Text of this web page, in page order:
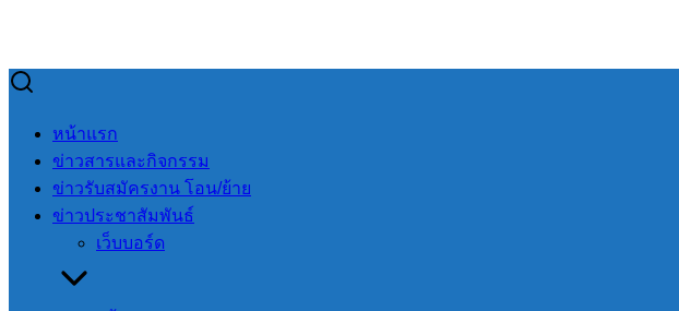
Skip
contentหน้าแรก
ข่าวสารและกิจกรรม
ข่าวรับสมัครงาน โอน/ย้าย
ข่าวประชาสัมพันธ์
เว็บบอร์ด